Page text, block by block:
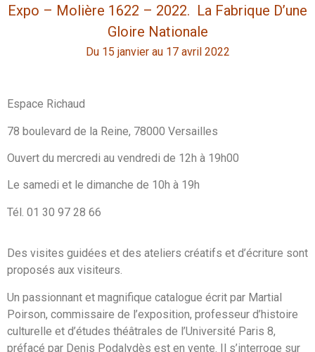
Expo – Molière 1622 – 2022. La Fabrique D’une
Gloire Nationale
Du 15 janvier au 17 avril 2022
Espace Richaud
78 boulevard de la Reine, 78000 Versailles
Ouvert du mercredi au vendredi de 12h à 19h00
Le samedi et le dimanche de 10h à 19h
Tél. 01 30 97 28 66
Des visites guidées et des ateliers créatifs et d’écriture sont
proposés aux visiteurs.
Un passionnant et magnifique catalogue écrit par Martial
Poirson, commissaire de l’exposition, professeur d’histoire
culturelle et d’études théâtrales de l’Université Paris 8,
préfacé par Denis Podalydès est en vente. Il s’interroge sur